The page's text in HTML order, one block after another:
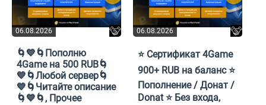
06.08.2026
🌀💙🌀Пополню
4Game на 500 RUB🌀
💙🌀Любой сервер🌀
💙🌀Читайте описание
🌀💙🌀, Прочее
06.08.2026
⭐️ Сертификат 4Game
900+ RUB на баланс ⭐️
Пополнение / Донат /
Donat ⭐️ Без входа,